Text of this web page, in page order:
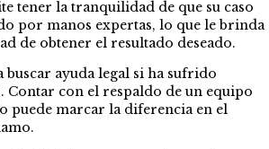
tener la tranquilidad de que su caso
por manos expertas, lo que le brinda
de obtener el resultado deseado.
buscar ayuda legal si ha sufrido
Contar con el respaldo de un equipo
puede marcar la diferencia en el